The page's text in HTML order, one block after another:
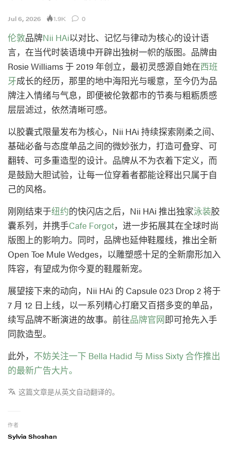
Jul 6, 2026 1.9K 0
伦敦品牌Nii HAi以对比、记忆与律动为核心的设计语
言，在当代时装语境中开辟出独树一帜的版图。品牌由
Rosie Williams 于 2019 年创立，最初灵感源自她在西班
牙成长的经历，那里的地中海阳光与暖意，至今仍为品
牌注入情绪与气息，即便被伦敦都市的节奏与粗粝质感
层层滤过，依然清晰可感。
以胶囊式限量发布为核心，Nii HAi 持续探索刚柔之间、
基础必备与态度单品之间的微妙张力，打造可叠穿、可
翻转、可多重造型的设计。品牌从不为衣着下定义，而
是鼓励大胆试验，让每一位穿着者都能诠释出只属于自
己的风格。
刚刚结束于纽约的快闪店之后，Nii HAi 推出独家泳装胶
囊系列，并携手Cafe Forgot，进一步拓展其在全球时尚
版图上的影响力。同时，品牌也延伸鞋履线，推出全新
Open Toe Mule Wedges，以雕塑感十足的全新廓形加入
阵容，有望成为你今夏的鞋履新宠。
展望接下来的动向，Nii HAi 的 Capsule 023 Drop 2 将于
7 月 12 日上线，以一系列精心打磨又百搭多变的单品，
续写品牌不断演进的故事。前往品牌官网即可抢先入手
同款造型。
此外， 不妨关注一下 Bella Hadid 与 Miss Sixty 合作推出
的最新广告大片。
这篇文章是从英文自动翻译的。
作者
Sylvia Shoshan